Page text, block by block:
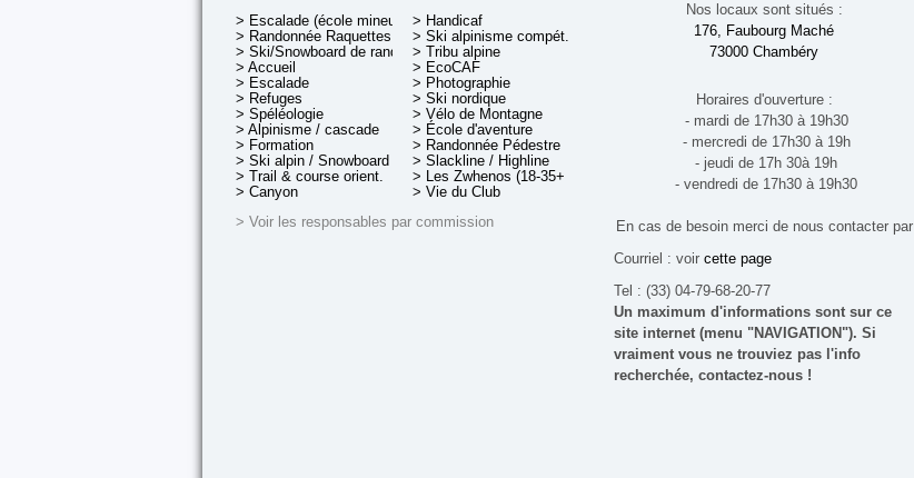
> Escalade (école mineurs)
> Randonnée Raquettes
> Ski/Snowboard de rando.
> Accueil
> Escalade
> Refuges
> Spéléologie
> Alpinisme / cascade
> Formation
> Ski alpin / Snowboard
> Trail & course orient.
> Canyon
> Handicaf
> Ski alpinisme compét.
> Tribu alpine
> EcoCAF
> Photographie
> Ski nordique
> Vélo de Montagne
> École d'aventure
> Randonnée Pédestre
> Slackline / Highline
> Les Zwhenos (18-35+ ans)
> Vie du Club
> Voir les responsables par commission
Nos locaux sont situés :
176, Faubourg Maché
73000 Chambéry
Horaires d'ouverture :
- mardi de 17h30 à 19h30
- mercredi de 17h30 à 19h
- jeudi de 17h 30à 19h
- vendredi de 17h30 à 19h30
En cas de besoin merci de nous contacter par
Courriel : voir cette page
Tel : (33) 04-79-68-20-77
Un maximum d'informations sont sur ce
site internet (menu "NAVIGATION"). Si
vraiment vous ne trouviez pas l'info
recherchée, contactez-nous !